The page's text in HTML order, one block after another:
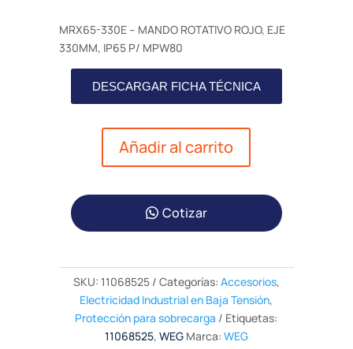
MRX65-330E – MANDO ROTATIVO ROJO, EJE
330MM, IP65 P/ MPW80
DESCARGAR FICHA TÉCNICA
Añadir al carrito
Cotizar
SKU: 11068525 Categorías: Accesorios,
Electricidad Industrial en Baja Tensión,
Protección para sobrecarga
Etiquetas:
11068525, WEG Marca: WEG